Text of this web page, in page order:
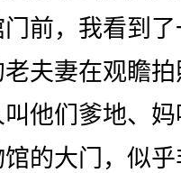
前，我看到
夫妻在观瞻
他们爹地、
的大门，似